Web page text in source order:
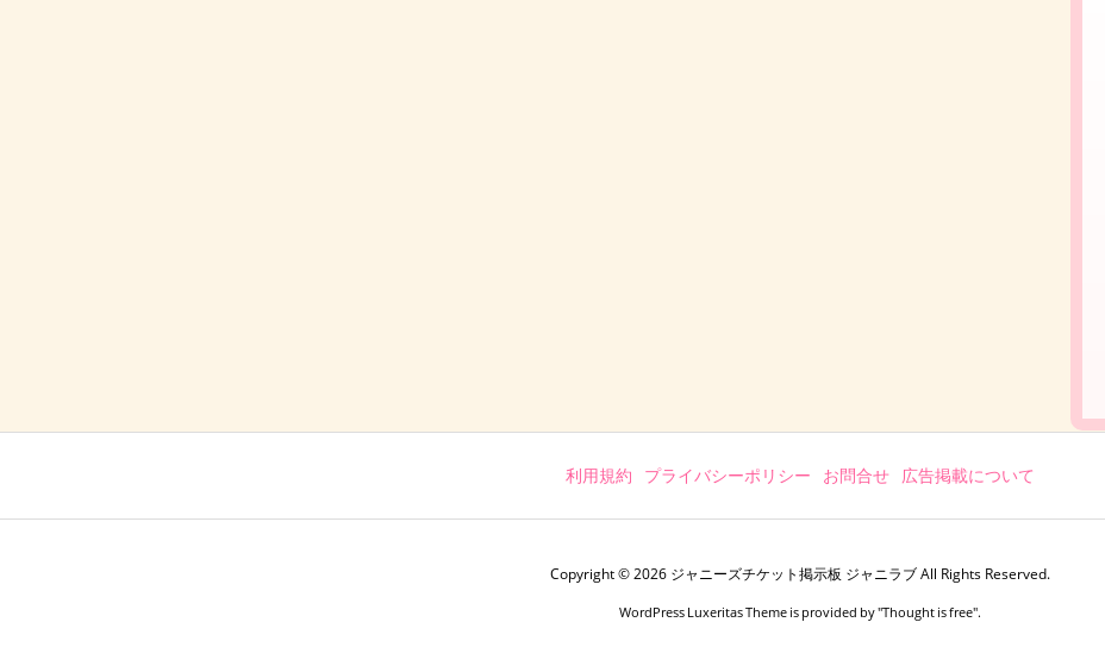
利用規約 プライバシーポリシー お問合せ 広告掲載について
Copyright ©2026 ジャニーズチケット掲示板 ジャニラブAll Rights Reserved.
WordPress Luxeritas Theme is provided by "Thought is free".